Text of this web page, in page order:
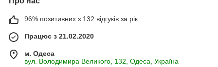
96% позитивних з 132 відгуків за рік
Працює з 21.02.2020
м. Одеса
вул. Володимира Великого, 132, Одеса, Україна